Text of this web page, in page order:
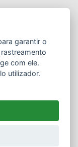
Condições
garantir o
com ele.
utilizador.